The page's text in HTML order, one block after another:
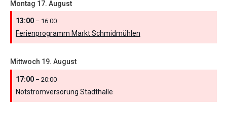
Montag 17. August
13:00 – 16:00
Ferienprogramm Markt Schmidmühlen
Mittwoch 19. August
17:00 – 20:00
Notstromversorung Stadthalle